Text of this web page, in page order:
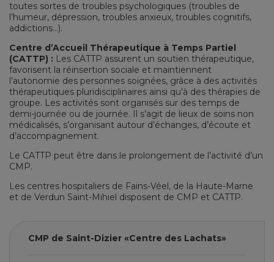
toutes sortes de troubles psychologiques (troubles de
l’humeur, dépression, troubles anxieux, troubles cognitifs,
addictions…).
Centre d’Accueil Thérapeutique à Temps Partiel
(CATTP) : Les CATTP assurent un soutien thérapeutique,
favorisent la réinsertion sociale et maintiennent
l’autonomie des personnes soignées, grâce à des activités
thérapeutiques pluridisciplinaires ainsi qu’à des thérapies de
groupe. Les activités sont organisés sur des temps de
demi-journée ou de journée. Il s’agit de lieux de soins non
médicalisés, s’organisant autour d’échanges, d’écoute et
d’accompagnement.
Le CATTP peut être dans le prolongement de l’activité d’un
CMP.
Les centres hospitaliers de Fains-Véel, de la Haute-Marne
et de Verdun Saint-Mihiel disposent de CMP et CATTP.
CMP de Saint-Dizier «Centre des Lachats»